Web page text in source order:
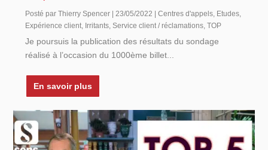
Posté parThierry Spencer |23/05/2022 |Centres d'appels, Etudes,
Expérience client, Irritants,Service client / réclamations,TOP
Je poursuis la publication des résultats du sondage
réalisé à l’occasion du 1000ème billet...
En savoir plus